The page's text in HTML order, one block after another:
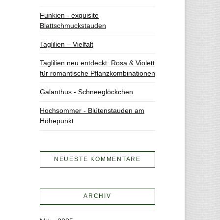
Funkien - exquisite
Blattschmuckstauden
Taglilien – Vielfalt
Taglilien neu entdeckt: Rosa & Violett
für romantische Pflanzkombinationen
Galanthus - Schneeglöckchen
Hochsommer - Blütenstauden am
Höhepunkt
NEUESTE KOMMENTARE
ARCHIV